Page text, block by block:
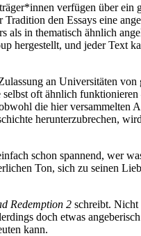
verfügen über ein
den Essays eine
als in thematisch ähnlich
hergestellt, und jeder Text
an Universitäten von
oft ähnlich
die hier versammelten
herunterzubrechen,
schon spannend, wer
Ton, sich zu seinen
Redemption 2 schreibt. Nicht
doch etwas
kann.